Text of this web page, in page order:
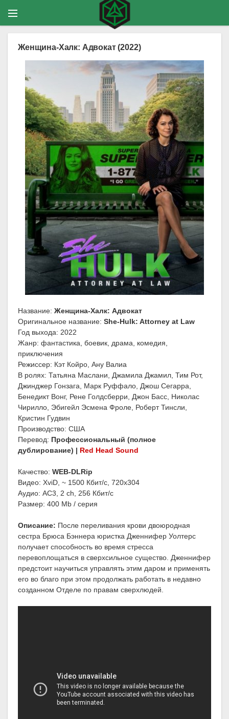
Женщина-Халк: Адвокат (2022)
Название: Женщина-Халк: Адвокат
Оригинальное название: She-Hulk: Attorney at Law
Год выхода: 2022
Жанр: фантастика, боевик, драма, комедия,
приключения
Режиссер: Кэт Койро, Ану Валиа
В ролях: Татьяна Маслани, Джамила Джамил, Тим Рот,
Джинджер Гонзага, Марк Руффало, Джош Сегарра,
Бенедикт Вонг, Рене Голдсберри, Джон Басс, Николас
Чирилло, Эбигейл Эсмена Фроле, Роберт Тинсли,
Кристин Гудвин
Производство: США
Перевод: Профессиональный (полное
дублирование) | Red Head Sound
Качество: WEB-DLRip
Видео: XviD, ~ 1500 Кбит/с, 720x304
Аудио: AC3, 2 ch, 256 Кбит/с
Размер: 400 Mb / серия
Описание: После переливания крови двоюродная
сестра Брюса Бэннера юристка Дженнифер Уолтерс
получает способность во время стресса
перевоплощаться в сверхсильное существо. Дженнифер
предстоит научиться управлять этим даром и применять
его во благо при этом продолжать работать в недавно
созданном Отделе по правам сверхлюдей.